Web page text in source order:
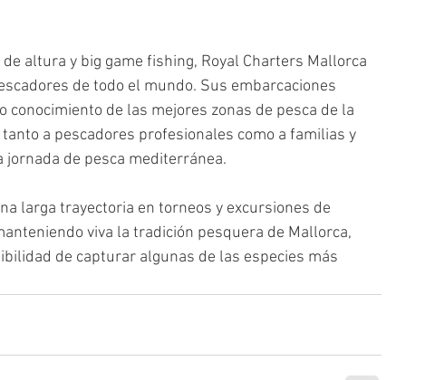
altura y big game fishing, Royal Charters Mallorca
de todo el mundo. Sus embarcaciones
de las mejores zonas de pesca de la
a pescadores profesionales como a familias y
de pesca mediterránea.
larga trayectoria en torneos y excursiones de
viva la tradición pesquera de Mallorca,
de capturar algunas de las especies más